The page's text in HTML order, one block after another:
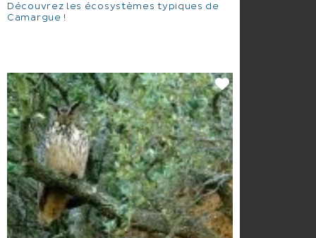
Découvrez les écosystèmes typiques de
Camargue !